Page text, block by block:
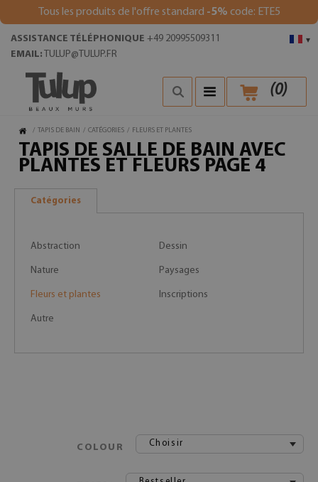
Tous les produits de l'offre standard -5% code: ETE5
▾
ASSISTANCE TÉLÉPHONIQUE +49 20995509311
EMAIL: TULUP@TULUP.FR
(0)
/ TAPIS DE BAIN / CATÉGORIES / FLEURS ET PLANTES
TAPIS DE SALLE DE BAIN AVEC
PLANTES ET FLEURS PAGE 4
Catégories
Abstraction Dessin
Nature Paysages
Fleurs et plantes Inscriptions
Autre
COLOUR Choisir